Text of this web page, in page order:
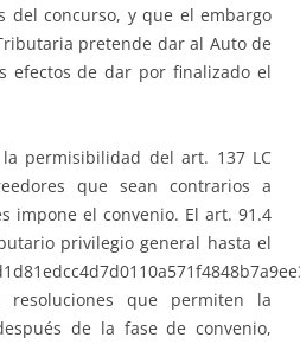
del concurso, y que el embargo
pretende dar al Auto de
efectos de dar por finalizado el
permisibilidad del art. 137 LC
que sean contrarios a
impone el convenio. El art. 91.4
privilegio general hasta el
que permiten la
de la fase de convenio,